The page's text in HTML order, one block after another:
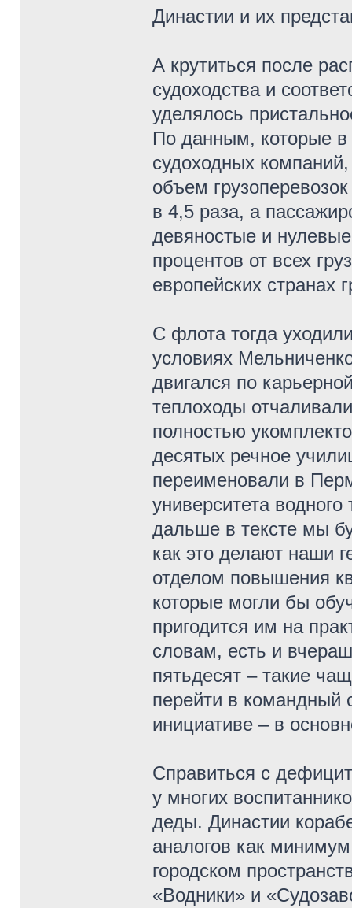
Династии и их
А крутиться после
судоходства и
уделялось
По данным, которые в
судоходных
объем
в 4,5 раза, а
девяностые и
процентов от всех
европейских странах
С флота тогда
условиях
двигался по
теплоходы
полностью
десятых речное
переименовали в
университета
дальше в тексте мы
как это делают наши
отделом повышения
которые могли бы
пригодится им на
словам, есть и
пятьдесят – такие
перейти в командный
инициативе – в
Справиться с
у многих
деды. Династии
аналогов как
городском
«Водники» и